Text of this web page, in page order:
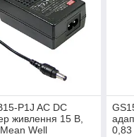
P1J AC DC
живлення 15 В,
Well